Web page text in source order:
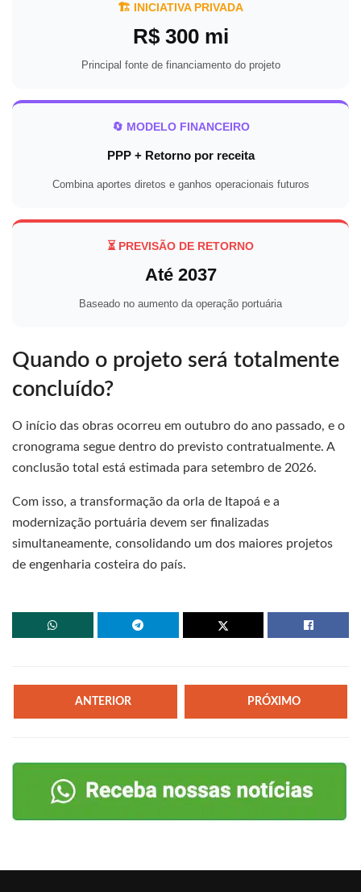
🏗️ INICIATIVA PRIVADA
R$ 300 mi
Principal fonte de financiamento do projeto
🔄 MODELO FINANCEIRO
PPP + Retorno por receita
Combina aportes diretos e ganhos operacionais futuros
⏳ PREVISÃO DE RETORNO
Até 2037
Baseado no aumento da operação portuária
Quando o projeto será totalmente
concluído?
O início das obras ocorreu em outubro do ano passado, e o
cronograma segue dentro do previsto contratualmente. A
conclusão total está estimada para setembro de 2026.
Com isso, a transformação da orla de Itapoá e a
modernização portuária devem ser finalizadas
simultaneamente, consolidando um dos maiores projetos
de engenharia costeira do país.
ANTERIOR PRÓXIMO